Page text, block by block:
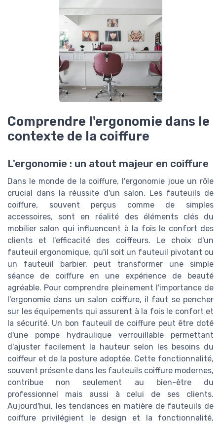
Comprendre l'ergonomie dans le
contexte de la coiffure
L'ergonomie : un atout majeur en coiffure
Dans le monde de la coiffure, l'ergonomie joue un rôle
crucial dans la réussite d'un salon. Les fauteuils de
coiffure, souvent perçus comme de simples
accessoires, sont en réalité des éléments clés du
mobilier salon qui influencent à la fois le confort des
clients et l'efficacité des coiffeurs. Le choix d'un
fauteuil ergonomique, qu'il soit un fauteuil pivotant ou
un fauteuil barbier, peut transformer une simple
séance de coiffure en une expérience de beauté
agréable. Pour comprendre pleinement l'importance de
l'ergonomie dans un salon coiffure, il faut se pencher
sur les équipements qui assurent à la fois le confort et
la sécurité. Un bon fauteuil de coiffure peut être doté
d'une pompe hydraulique verrouillable permettant
d'ajuster facilement la hauteur selon les besoins du
coiffeur et de la posture adoptée. Cette fonctionnalité,
souvent présente dans les fauteuils coiffure modernes,
contribue non seulement au bien-être du
professionnel mais aussi à celui de ses clients.
Aujourd'hui, les tendances en matière de fauteuils de
coiffure privilégient le design et la fonctionnalité,